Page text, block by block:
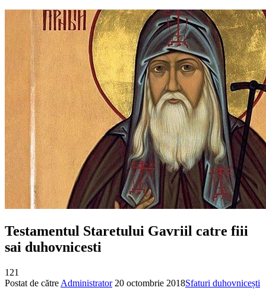
Testamentul Staretului Gavriil catre fiii
sai duhovnicesti
121
Postat de către Administrator 20 octombrie 2018Sfaturi duhovnicești